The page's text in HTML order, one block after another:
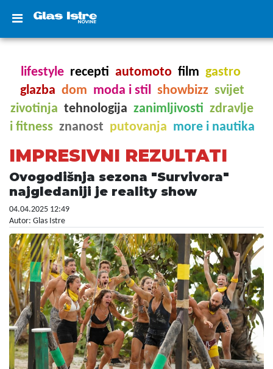
lifestyle recepti automoto film gastro
glazba dom moda i stil showbizz svijet
zivotinja tehnologija zanimljivosti zdravlje
i fitness znanost putovanja more i nautika
IMPRESIVNI REZULTATI
Ovogodišnja sezona "Survivora"
najgledaniji je reality show
04.04.2025 12:49
Autor: Glas Istre